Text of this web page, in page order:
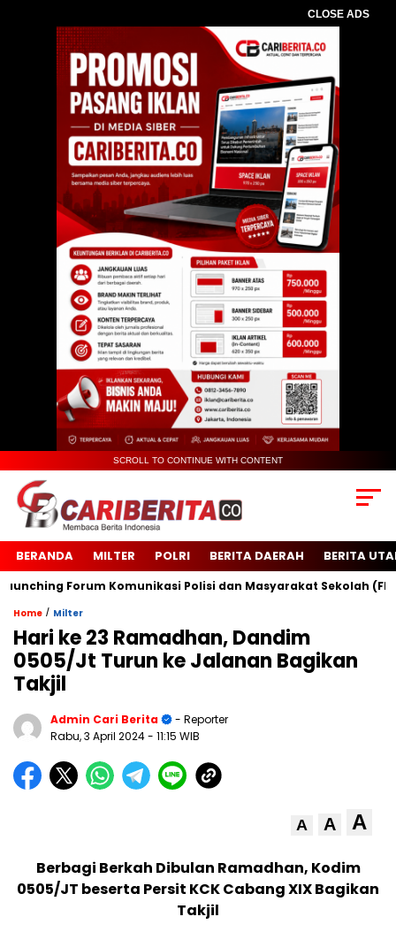
CLOSE ADS
SCROLL TO CONTINUE WITH CONTENT
BERANDA MILTER POLRI BERITA DAERAH BERITA
Forum Komunikasi Polisi dan Masyarakat Sekolah (FKPMS)
Home / Milter
Hari ke 23 Ramadhan, Dandim
0505/Jt Turun ke Jalanan Bagikan
Takjil
Admin Cari Berita
- Reporter
Rabu, 3 April 2024- 11:15 WIB
A A A
Berbagi Berkah Dibulan Ramadhan, Kodim
0505/JT beserta Persit KCK Cabang XIX Bagikan
Takjil